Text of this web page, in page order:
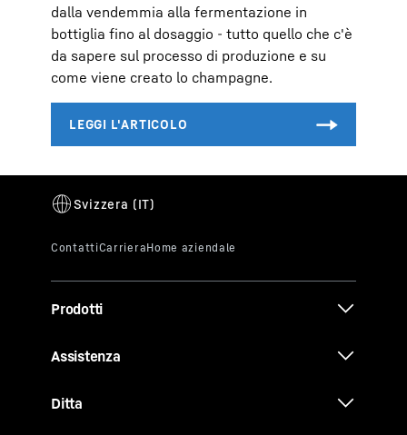
dalla vendemmia alla fermentazione in
bottiglia fino al dosaggio - tutto quello che c'è
da sapere sul processo di produzione e su
come viene creato lo champagne.
Prodotti
Assistenza
Ditta